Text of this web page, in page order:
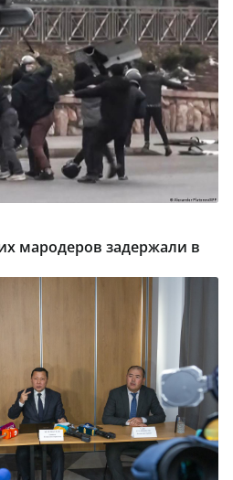
мародеров задержали в